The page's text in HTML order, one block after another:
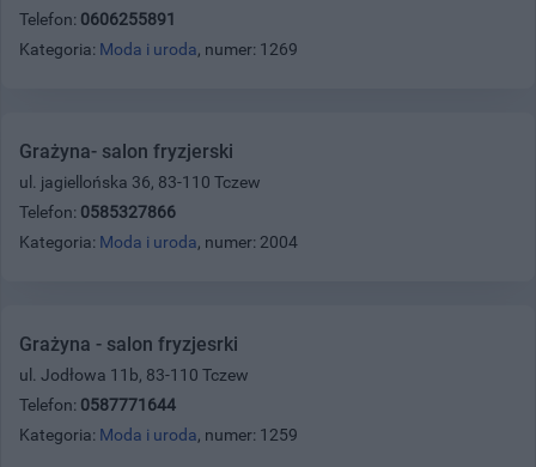
Telefon: 0606255891
Kategoria: Moda i uroda, numer: 1269
Grażyna- salon fryzjerski
ul. jagiellońska 36, 83-110 Tczew
Telefon: 0585327866
Kategoria: Moda i uroda, numer: 2004
Grażyna - salon fryzjesrki
ul. Jodłowa 11b, 83-110 Tczew
Telefon: 0587771644
Kategoria: Moda i uroda, numer: 1259